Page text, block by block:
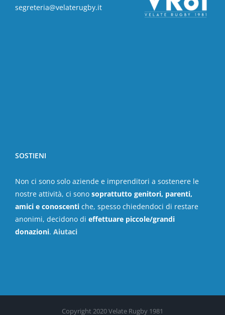
segreteria@velaterugby.it
SOSTIENI
Non ci sono solo aziende e imprenditori a sostenere le
nostre attività, ci sono soprattutto genitori, parenti,
amici e conoscenti che, spesso chiedendoci di restare
anonimi, decidono di effettuare piccole/grandi
donazioni. Aiutaci
Copyright 2020 Velate Rugby 1981